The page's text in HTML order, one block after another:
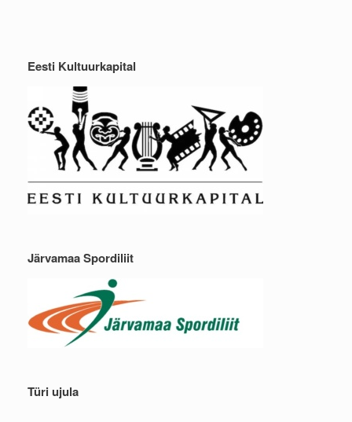
Eesti Kultuurkapital
Järvamaa Spordiliit
Türi ujula